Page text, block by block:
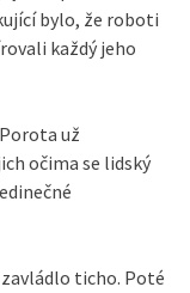
bylo, že roboti
každý jeho
už
očima se lidský
ticho. Poté